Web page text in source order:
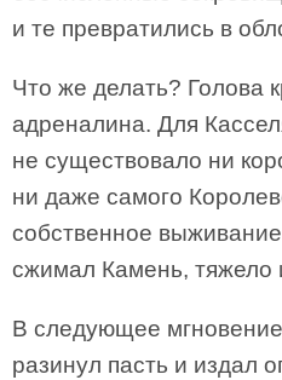
и те превратились в
Что же делать? Голова
адреналина. Для
не существовало ни
ни даже самого
собственное
сжимал Камень,
В следующее
разинул пасть и издал